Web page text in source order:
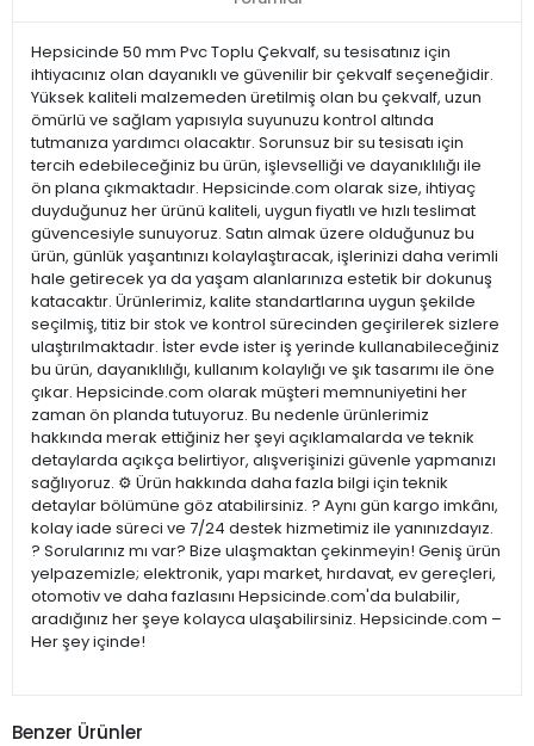
Hepsicinde 50 mm Pvc Toplu Çekvalf, su tesisatınız için
ihtiyacınız olan dayanıklı ve güvenilir bir çekvalf seçeneğidir.
Yüksek kaliteli malzemeden üretilmiş olan bu çekvalf, uzun
ömürlü ve sağlam yapısıyla suyunuzu kontrol altında
tutmanıza yardımcı olacaktır. Sorunsuz bir su tesisatı için
tercih edebileceğiniz bu ürün, işlevselliği ve dayanıklılığı ile
ön plana çıkmaktadır. Hepsicinde.com olarak size, ihtiyaç
duyduğunuz her ürünü kaliteli, uygun fiyatlı ve hızlı teslimat
güvencesiyle sunuyoruz. Satın almak üzere olduğunuz bu
ürün, günlük yaşantınızı kolaylaştıracak, işlerinizi daha verimli
hale getirecek ya da yaşam alanlarınıza estetik bir dokunuş
katacaktır. Ürünlerimiz, kalite standartlarına uygun şekilde
seçilmiş, titiz bir stok ve kontrol sürecinden geçirilerek sizlere
ulaştırılmaktadır. İster evde ister iş yerinde kullanabileceğiniz
bu ürün, dayanıklılığı, kullanım kolaylığı ve şık tasarımı ile öne
çıkar. Hepsicinde.com olarak müşteri memnuniyetini her
zaman ön planda tutuyoruz. Bu nedenle ürünlerimiz
hakkında merak ettiğiniz her şeyi açıklamalarda ve teknik
detaylarda açıkça belirtiyor, alışverişinizi güvenle yapmanızı
sağlıyoruz. ⚙️ Ürün hakkında daha fazla bilgi için teknik
detaylar bölümüne göz atabilirsiniz. ? Aynı gün kargo imkânı,
kolay iade süreci ve 7/24 destek hizmetimiz ile yanınızdayız.
? Sorularınız mı var? Bize ulaşmaktan çekinmeyin! Geniş ürün
yelpazemizle; elektronik, yapı market, hırdavat, ev gereçleri,
otomotiv ve daha fazlasını Hepsicinde.com'da bulabilir,
aradığınız her şeye kolayca ulaşabilirsiniz. Hepsicinde.com –
Her şey içinde!
Benzer Ürünler